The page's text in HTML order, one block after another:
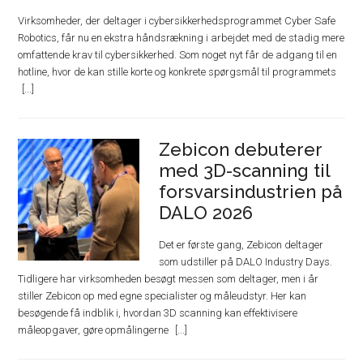
Virksomheder, der deltager i cybersikkerhedsprogrammet Cyber Safe
Robotics, får nu en ekstra håndsrækning i arbejdet med de stadig mere
omfattende krav til cybersikkerhed. Som noget nyt får de adgang til en
hotline, hvor de kan stille korte og konkrete spørgsmål til programmets
Zebicon debuterer
med 3D-scanning til
forsvarsindustrien på
DALO 2026
Det er første gang, Zebicon deltager
som udstiller på DALO Industry Days.
Tidligere har virksomheden besøgt messen som deltager, men i år
stiller Zebicon op med egne specialister og måleudstyr. Her kan
besøgende få indblik i, hvordan 3D scanning kan effektivisere
måleopgaver, gøre opmålingerne